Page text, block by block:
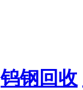
钨钢回收